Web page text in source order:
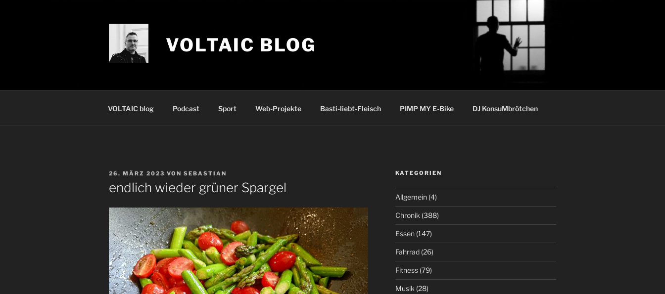
VOLTAIC BLOG
VOLTAIC blog Podcast Sport Web-Projekte Basti-liebt-Fleisch PIMP MY E-Bike DJ KonsuMbrötchen
VERÖFFENTLICHT
26. MÄRZ 2023 VON SEBASTIAN
endlich wieder grüner Spargel
KATEGORIEN
Allgemein(4)
Chronik (388)
Essen(147)
Fahrrad(26)
Fitness(79)
Musik (28)